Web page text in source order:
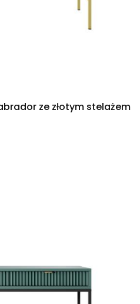
ze złotym stelażem